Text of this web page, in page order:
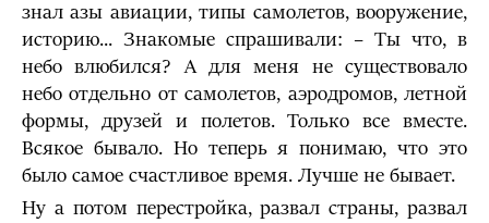
знал азы авиации, типы самолетов, вооружение,
историю... Знакомые спрашивали: – Ты что, в
небо влюбился? А для меня не существовало
небо отдельно от самолетов, аэродромов, летной
формы, друзей и полетов. Только все вместе.
Всякое бывало. Но теперь я понимаю, что это
было самое счастливое время. Лучше не бывает.
Ну а потом перестройка, развал страны, развал